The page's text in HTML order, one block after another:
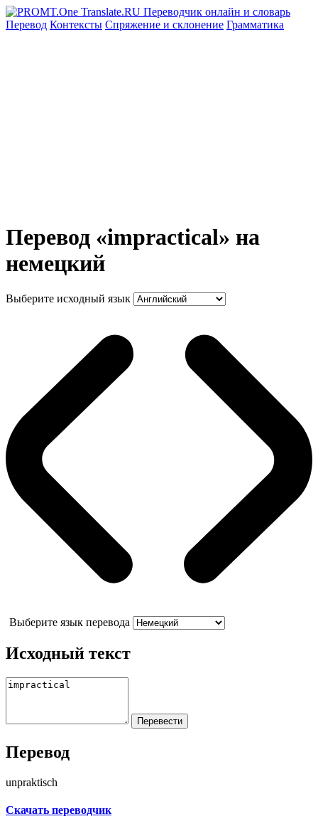
Перевод Контексты Спряжение и склонение Грамматика
Перевод «impractical» на
немецкий
Выберите исходный язык
Выберите язык перевода
Исходный текст
Перевод
unpraktisch
Скачать переводчик